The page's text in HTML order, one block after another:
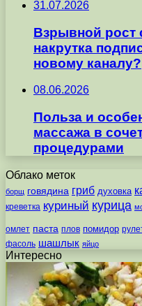
31.07.2026
Взрывной рост
накрутка
новому каналу?
08.06.2026
Польза и
массажа в
процедурами
Облако меток
борщ говядина гриб духовка
креветка куриный курица
омлет паста плов помидор
фасоль шашлык яйцо
Интересно